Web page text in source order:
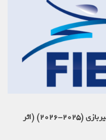
قوانین تکنیکی فدراسیون جهانی شمشیربازی (2025-2026) (اثر